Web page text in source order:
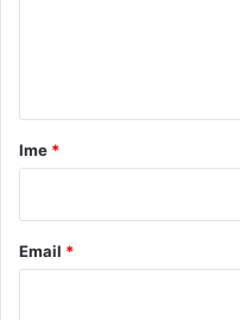
rIme *
Email *